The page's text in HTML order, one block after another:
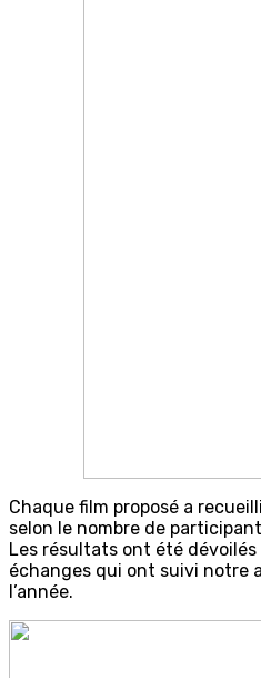
Chaque film proposé a
selon le nombre de
Les résultats ont été
échanges qui ont suivi notre
l’année.